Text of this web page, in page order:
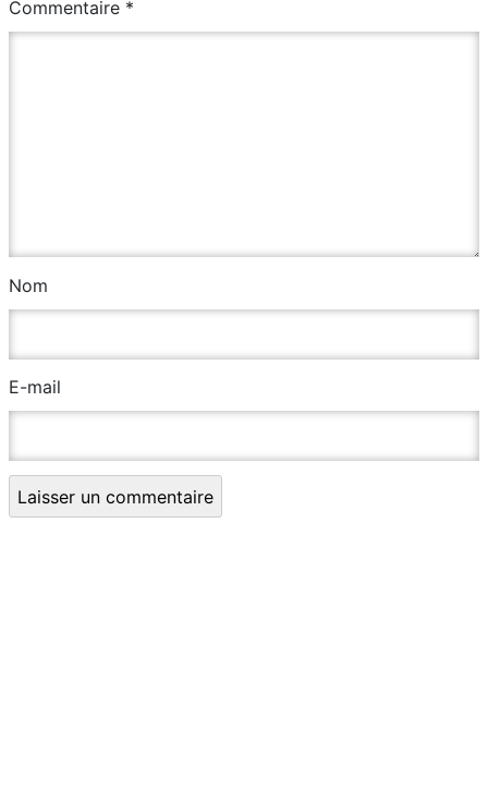
Commentaire *
Nom
E-mail